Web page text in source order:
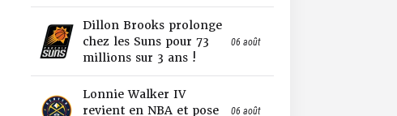
Dillon Brooks prolonge
chez les Suns pour 73
millions sur 3 ans !
06 août
Lonnie Walker IV
revient en NBA et pose
06 août